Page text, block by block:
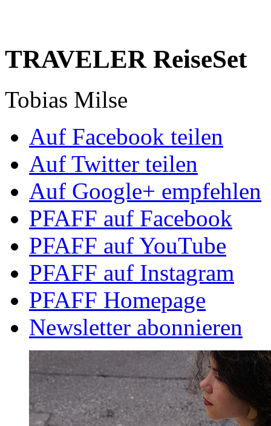
TRAVELER ReiseSet
Tobias Milse
Auf Facebook teilen
Auf Twitter teilen
Auf Google+ empfehlen
PFAFF auf Facebook
PFAFF auf YouTube
PFAFF auf Instagram
PFAFF Homepage
Newsletter abonnieren